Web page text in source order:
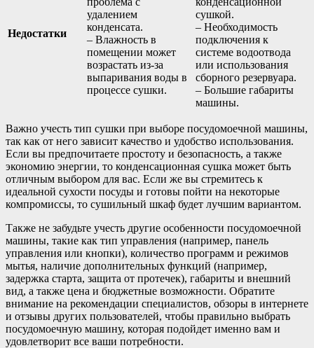
Недостатки
удалением
конденсата.
– Влажность в
помещении может
возрастать из-за
выпаривания воды в
процессе сушки.
сушкой.
– Необходимость
подключения к
системе водоотвода
или использования
сборного резервуара.
– Большие габариты
машины.
Важно учесть тип сушки при выборе посудомоечной машины,
так как от него зависит качество и удобство использования.
Если вы предпочитаете простоту и безопасность, а также
экономию энергии, то конденсационная сушка может быть
отличным выбором для вас. Если же вы стремитесь к
идеальной сухости посуды и готовы пойти на некоторые
компромиссы, то сушильный шкаф будет лучшим вариантом.
Также не забудьте учесть другие особенности посудомоечной
машины, такие как тип управления (например, панель
управления или кнопки), количество программ и режимов
мытья, наличие дополнительных функций (например,
задержка старта, защита от протечек), габариты и внешний
вид, а также цена и бюджетные возможности. Обратите
внимание на рекомендации специалистов, обзоры в интернете
и отзывы других пользователей, чтобы правильно выбрать
посудомоечную машину, которая подойдет именно вам и
удовлетворит все ваши потребности.